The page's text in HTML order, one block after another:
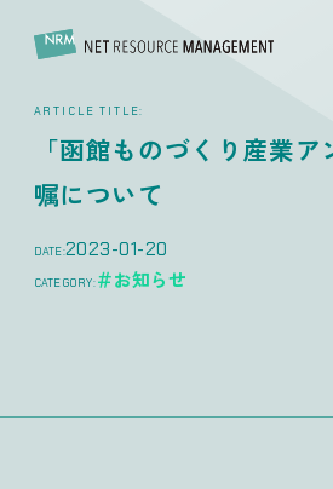
ARTICLE TITLE:
「函館ものづくり産業
嘱について
DATE:2023-01-20
CATEGORY:＃お知らせ